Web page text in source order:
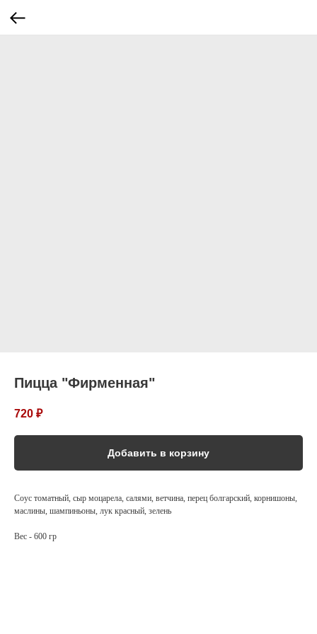
Пицца "Фирменная"
720 ₽
Добавить в корзину
Соус томатный, сыр моцарела, салями, ветчина, перец болгарский, корнишоны,
маслины, шампиньоны, лук красный, зелень
Вес - 600 гр